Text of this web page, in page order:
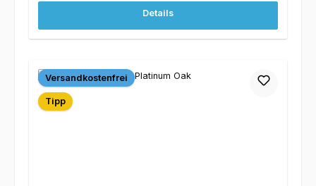
Details
Versandkostenfrei
Tipp